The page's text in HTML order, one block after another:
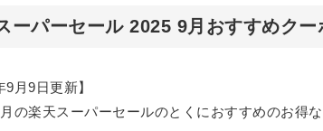
ーパーセール 2025 9月おすすめクー
9月9日更新】
の楽天スーパーセールのとくにおすすめのお得